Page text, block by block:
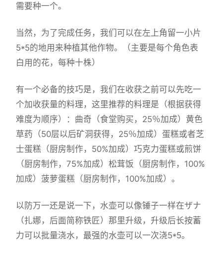
需要种一个。
当然，为了完成任务，我们可以在左上角留一小片
5*5的地用来种植其他作物。（主要是每个角色表
白用的花，每种十株）
有一个必备的技巧是，我们在收获之前可以先吃一
个加收获量的料理，这里推荐的料理是（根据获得
难度为顺序）：曲奇（食堂购买，25％加成）黄色
草药（50层以后矿洞获得，25％加成）蛋糕或者芝
士蛋糕（厨房制作，50%加成）巧克力蛋糕或煎饼
（厨房制作，75%加成）松茸饭（厨房制作，100%
加成）菠萝蛋糕（厨房制作，100%加成）。
以防万一还是说一下，水壶可以像锤子一样在ザナ
（扎娜，后面简称铁匠）那里升级，升级后长按蓄
力可以批量浇水，最强的水壶可以一次浇5*5。